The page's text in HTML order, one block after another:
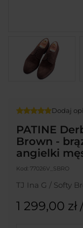
Dodaj
PATINE
Brown -
angielki
Kod: 77026V_SBRO
TJ Ina G / Softy
1 299,00 zł